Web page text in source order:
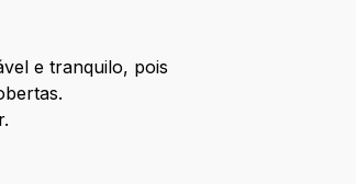
e tranquilo, pois